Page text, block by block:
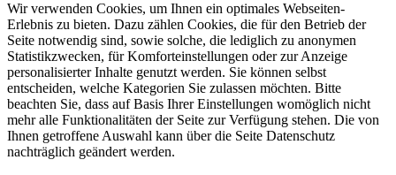
Wir verwenden Cookies, um Ihnen ein optimales Webseiten-
Erlebnis zu bieten. Dazu zählen Cookies, die für den Betrieb der
Seite notwendig sind, sowie solche, die lediglich zu anonymen
Statistikzwecken, für Komforteinstellungen oder zur Anzeige
personalisierter Inhalte genutzt werden. Sie können selbst
entscheiden, welche Kategorien Sie zulassen möchten. Bitte
beachten Sie, dass auf Basis Ihrer Einstellungen womöglich nicht
mehr alle Funktionalitäten der Seite zur Verfügung stehen. Die von
Ihnen getroffene Auswahl kann über die Seite Datenschutz
nachträglich geändert werden.